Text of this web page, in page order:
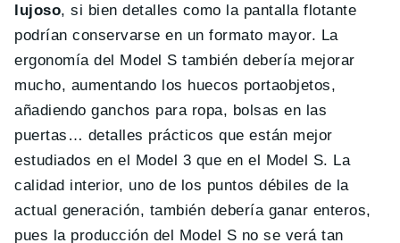
lujoso, si bien detalles como la pantalla flotante
podrían conservarse en un formato mayor. La
ergonomía del Model S también debería mejorar
mucho, aumentando los huecos portaobjetos,
añadiendo ganchos para ropa, bolsas en las
puertas… detalles prácticos que están mejor
estudiados en el Model 3 que en el Model S. La
calidad interior, uno de los puntos débiles de la
actual generación, también debería ganar enteros,
pues la producción del Model S no se verá tan